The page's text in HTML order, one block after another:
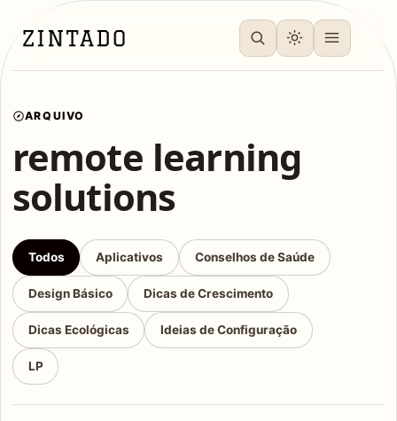
ARQUIVO
remote learning
solutions
Todos Aplicativos Conselhos de Saúde
Design Básico Dicas de Crescimento
Dicas Ecológicas Ideias de Configuração
LP